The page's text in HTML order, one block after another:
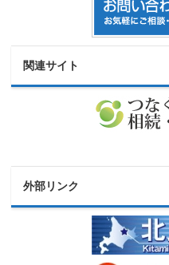
関連サイト
外部リンク